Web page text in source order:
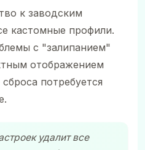
к заводским
кастомные профили.
с "залипанием"
отображением
потребуется
удалит все